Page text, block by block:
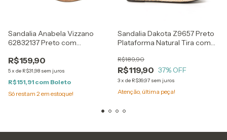
Sandalia Anabela Vizzano
62832137 Preto com
R$159,90
5x de R$31,98 sem juros
R$151,91 com Boleto
Só restam 2em estoque!
Sandalia Dakota Z9657 Preto
Plataforma Natural Tira com
R$119,90
R$189,90
37% OFF
3x de R$39,97 sem juros
Atenção, última peça!